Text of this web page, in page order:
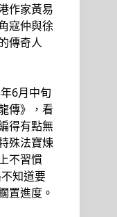
作家黃易
寇仲與徐
傳奇人
6月中旬
傳》，看
得有點無
殊法寶煉
不習慣
知道要
置進度。